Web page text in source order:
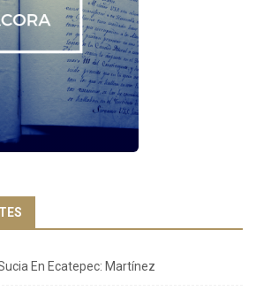
En Ecatepec: Martínez